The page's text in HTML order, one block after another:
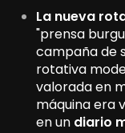
La nueva
"prensa
campaña de
rotativa
valorada en
máquina era
en un diario